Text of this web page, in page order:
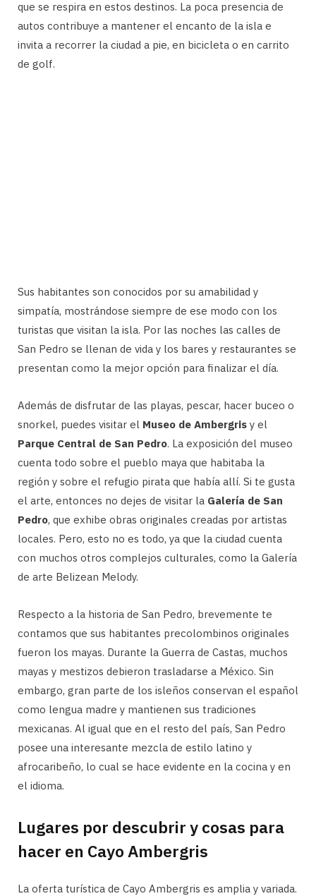
que se respira en estos destinos. La poca presencia de
autos contribuye a mantener el encanto de la isla e
invita a recorrer la ciudad a pie, en bicicleta o en carrito
de golf.
Sus habitantes son conocidos por su amabilidad y
simpatía, mostrándose siempre de ese modo con los
turistas que visitan la isla. Por las noches las calles de
San Pedro se llenan de vida y los bares y restaurantes se
presentan como la mejor opción para finalizar el día.
Además de disfrutar de las playas, pescar, hacer buceo o
snorkel, puedes visitar el Museo de Ambergris y el
Parque Central de San Pedro. La exposición del museo
cuenta todo sobre el pueblo maya que habitaba la
región y sobre el refugio pirata que había allí. Si te gusta
el arte, entonces no dejes de visitar la Galería de San
Pedro, que exhibe obras originales creadas por artistas
locales. Pero, esto no es todo, ya que la ciudad cuenta
con muchos otros complejos culturales, como la Galería
de arte Belizean Melody.
Respecto a la historia de San Pedro, brevemente te
contamos que sus habitantes precolombinos originales
fueron los mayas. Durante la Guerra de Castas, muchos
mayas y mestizos debieron trasladarse a México. Sin
embargo, gran parte de los isleños conservan el español
como lengua madre y mantienen sus tradiciones
mexicanas. Al igual que en el resto del país, San Pedro
posee una interesante mezcla de estilo latino y
afrocaribeño, lo cual se hace evidente en la cocina y en
el idioma.
Lugares por descubrir y cosas para
hacer en Cayo Ambergris
La oferta turística de Cayo Ambergris es amplia y variada.